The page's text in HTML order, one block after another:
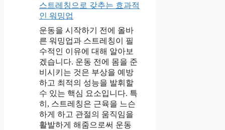
스트레칭으로 갖추는 효과적
인 워밍업
운동을 시작하기 전에 올바
른 워밍업과 스트레칭이 필
수적인 이유에 대해 알아보
겠습니다. 운동 전에 몸을 준
비시키는 것은 부상을 예방
하고 최적의 성능을 발휘할
수 있는 핵심 요소입니다. 특
히, 스트레칭은 근육을 느슨
하게 하고 관절의 움직임을
활발하게 해줌으로써 운동